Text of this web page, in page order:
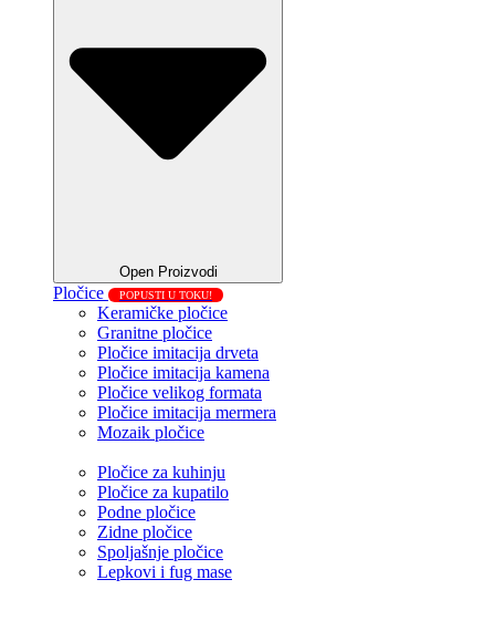
Open Proizvodi
Pločice POPUSTI U TOKU!
Keramičke pločice
Granitne pločice
Pločice imitacija drveta
Pločice imitacija kamena
Pločice velikog formata
Pločice imitacija mermera
Mozaik pločice
Pločice za kuhinju
Pločice za kupatilo
Podne pločice
Zidne pločice
Spoljašnje pločice
Lepkovi i fug mase